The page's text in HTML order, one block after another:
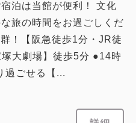
泊は当館が便利！ 文化
旅の時間をお過ごしくだ
！【阪急徒歩1分・JR徒
大劇場】徒歩5分 ●14時
過ごせる【...